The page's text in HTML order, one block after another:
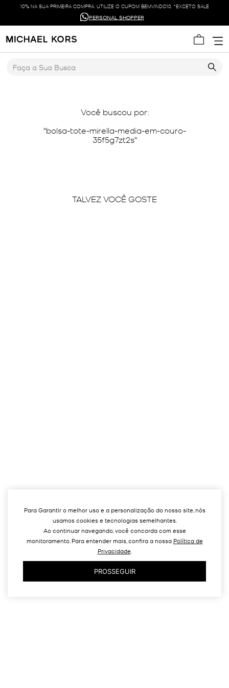
Para Garantir o melhor uso e a personalização do nosso site, nós
usamos cookies e tecnologias semelhantes.
Ao continuar navegando, você concorda com esse
monitoramento. Para entender mais, confira a nossa Política de
Privacidade.
PROSSEGUIR
10% NA SUA PRIMEIRA COMPRA. UTILIZE O CUPOM BEMVINDO10. *EXCETO SALE
PERSONAL SHOPPER
Você buscou por:
bolsa-tote-mirella-media-em-couro-
35f5g7zt2s
TALVEZ VOCÊ GOSTE